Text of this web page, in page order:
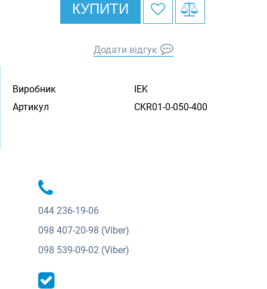
КУПИТИ
Додати відгук
Виробник
IEK
Артикул
CKR01-0-050-400
044 236-19-06
098 407-20-98 (Viber)
098 539-09-02 (Viber)